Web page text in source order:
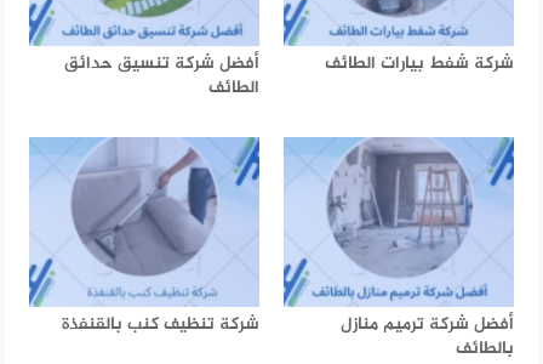
شركة شفط بيارات الطائف
أفضل شركة تنسيق حدائق
الطائف
أفضل شركة ترميم منازل
بالطائف
شركة تنظيف كنب بالقنفذة